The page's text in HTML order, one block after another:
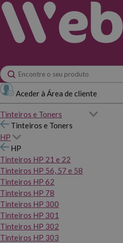
Aceder à Área de cliente
Tinteiros e Toners
Tinteiros e Toners
HP
HP
Tinteiros HP 21 e 22
Tinteiros HP 56, 57 e 58
Tinteiros HP 62
Tinteiros HP 78
Tinteiros HP 300
Tinteiros HP 301
Tinteiros HP 302
Tinteiros HP 303